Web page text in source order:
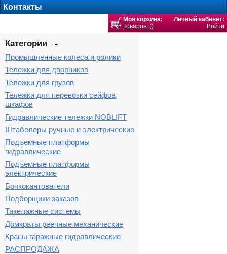
Контакты
Моя корзина:
Товаров: ()
Личный кабинет:
Войти
Категории
Промышленные колеса и ролики
Тележки для дворников
Тележки для грузов
Тележки для перевозки сейфов,
шкафов
Гидравлические тележки NOBLIFT
Штабелеры ручные и электрические
Подъемные платформы
гидравлические
Подъемные платформы
электрические
Бочкокантователи
Подборщики заказов
Такелажные системы
Домкраты реечные механические
Краны гаражные гидравлические
РАСПРОДАЖА